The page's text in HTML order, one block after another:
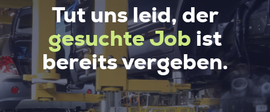
Tut uns leid, der
gesuchte Job ist
bereits vergeben.